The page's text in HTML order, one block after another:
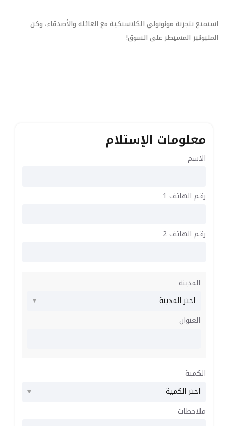
استمتع بتجربة مونوبولي الكلاسيكية مع العائلة والأصدقاء، وكن
المليونير المسيطر على السوق!
معلومات الإستلام
الاسم
رقم الهاتف 1
رقم الهاتف 2
المدينة
العنوان
الكمية
ملاحظات